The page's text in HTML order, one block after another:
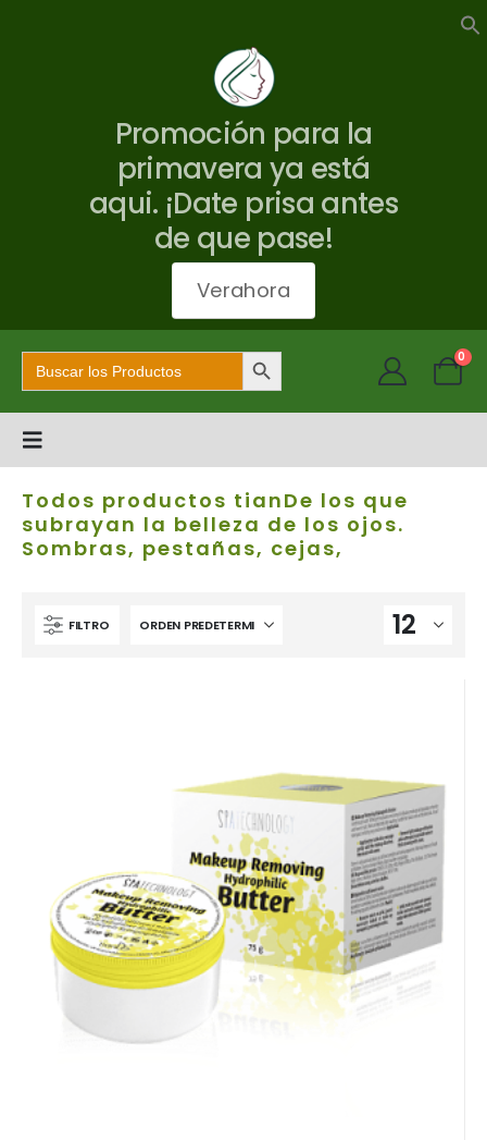
Promoción para la
primavera ya está
aqui. ¡Date prisa antes
de que pase!
Verahora
Buscar: Botón de búsqueda 0
Todos productos tianDe los que
subrayan la belleza de los ojos.
Sombras, pestañas, cejas,
FILTRO